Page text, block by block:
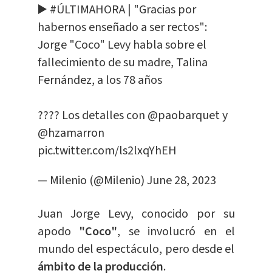
▶️ #ÚLTIMAHORA| "Gracias por
habernos enseñado a ser rectos":
Jorge "Coco" Levy habla sobre el
fallecimiento de su madre, Talina
Fernández, a los 78 años
???? Los detalles con @paobarquety
@hzamarron
pic.twitter.com/ls2lxqYhEH
— Milenio (@Milenio)June 28, 2023
Juan Jorge Levy, conocido por su
apodo "Coco", se involucró en el
mundo del espectáculo, pero desde el
ámbito de la producción.